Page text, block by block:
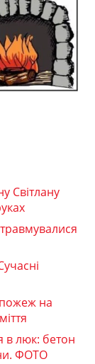
Світлану
на
в люк: бетон
ФОТО